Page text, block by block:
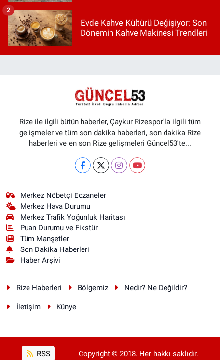
Evde Kahve Kültürü Değişiyor: Son
Dönemin Kahve Makinesi Trendleri
2
Rize ile ilgili bütün haberler, Çaykur Rizespor'la ilgili tüm
gelişmeler ve tüm son dakika haberleri, son dakika Rize
haberleri ve en son Rize gelişmeleri Güncel53'te...
Merkez Nöbetçi Eczaneler
Merkez Hava Durumu
Merkez Trafik Yoğunluk Haritası
Puan Durumu ve Fikstür
Tüm Manşetler
Son Dakika Haberleri
Haber Arşivi
Rize Haberleri Bölgemiz Nedir? Ne Değildir?
İletişim Künye
RSS Copyright © 2018. Her hakkı saklıdır.